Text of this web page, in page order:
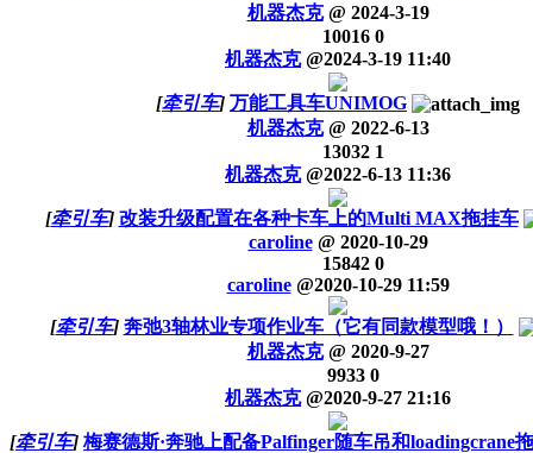
机器杰克 @ 2024-3-19
10016 0
机器杰克 @2024-3-19 11:40
[牵引车] 万能工具车UNIMOG
机器杰克 @ 2022-6-13
13032 1
机器杰克 @2022-6-13 11:36
[牵引车] 改装升级配置在各种卡车上的Multi MAX拖挂车
caroline @ 2020-10-29
15842 0
caroline @2020-10-29 11:59
[牵引车] 奔弛3轴林业专项作业车（它有同款模型哦！）
机器杰克 @ 2020-9-27
9933 0
机器杰克 @2020-9-27 21:16
[牵引车] 梅赛德斯·奔驰上配备Palfinger随车吊和loadingcrane